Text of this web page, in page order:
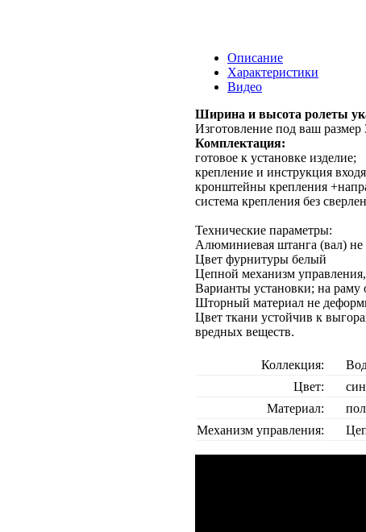
Описание
Характеристики
Видео
Ширина и высота ролеты
Изготовление под ваш размер
Комплектация:
готовое к установке изделие;
крепление и инструкция
кронштейны крепления
система крепления без
Технические параметры:
Алюминиевая штанга (вал) не
Цвет фурнитуры белый
Цепной механизм
Варианты установки; на раму
Шторный материал не
Цвет ткани устойчив к
вредных веществ.
Коллекция:
Цвет:
Материал:
Механизм управления: